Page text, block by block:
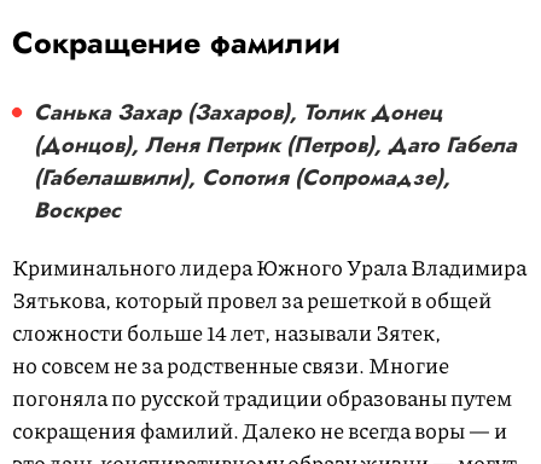
Cокращение фамилии
Санька Захар (Захаров), Толик Донец
(Донцов), Леня Петрик (Петров), Дато Габела
(Габелашвили), Сопотия (Сопромадзе),
Воскрес
Криминального лидера Южного Урала Владимира
Зятькова, который провел за решеткой в общей
сложности больше 14 лет, называли Зятек,
но совсем не за родственные связи. Многие
погоняла по русской традиции образованы путем
сокращения фамилий. Далеко не всегда воры — и